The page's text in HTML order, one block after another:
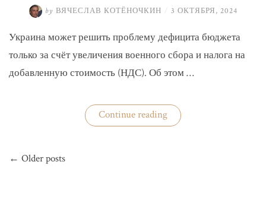
by ВЯЧЕСЛАВ КОТЁНОЧКИН / 3 ОКТЯБРЯ, 2024
Украина может решить проблему дефицита бюджета
только за счёт увеличения военного сбора и налога на
добавленную стоимость (НДС). Об этом …
Continue reading«Гетьманцев
назвал
по
← Older posts